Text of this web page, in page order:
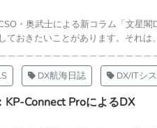
・奥武士による新コラム「文星
ておきたいことがあります。それは
＿＿＿＿＿＿＿＿＿＿＿＿＿＿＿＿
DX航海日誌 DX/ITシ
KP-Connect ProによるDX